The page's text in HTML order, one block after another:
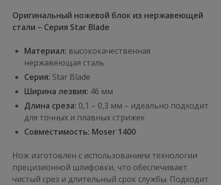
Оригинальный ножевой блок из нержавеющей
стали – Серия Star Blade
Материал: высококачественная
нержавеющая сталь
Серия: Star Blade
Ширина лезвия: 46 мм
Длина среза: 0,1 – 0,3 мм – идеально подходит
для точных и плавных стрижек
Совместимость: Moser 1400
Нож изготовлен с использованием технологии
прецизионной шлифовки, что обеспечивает
чистый срез и длительный срок службы. Подходит